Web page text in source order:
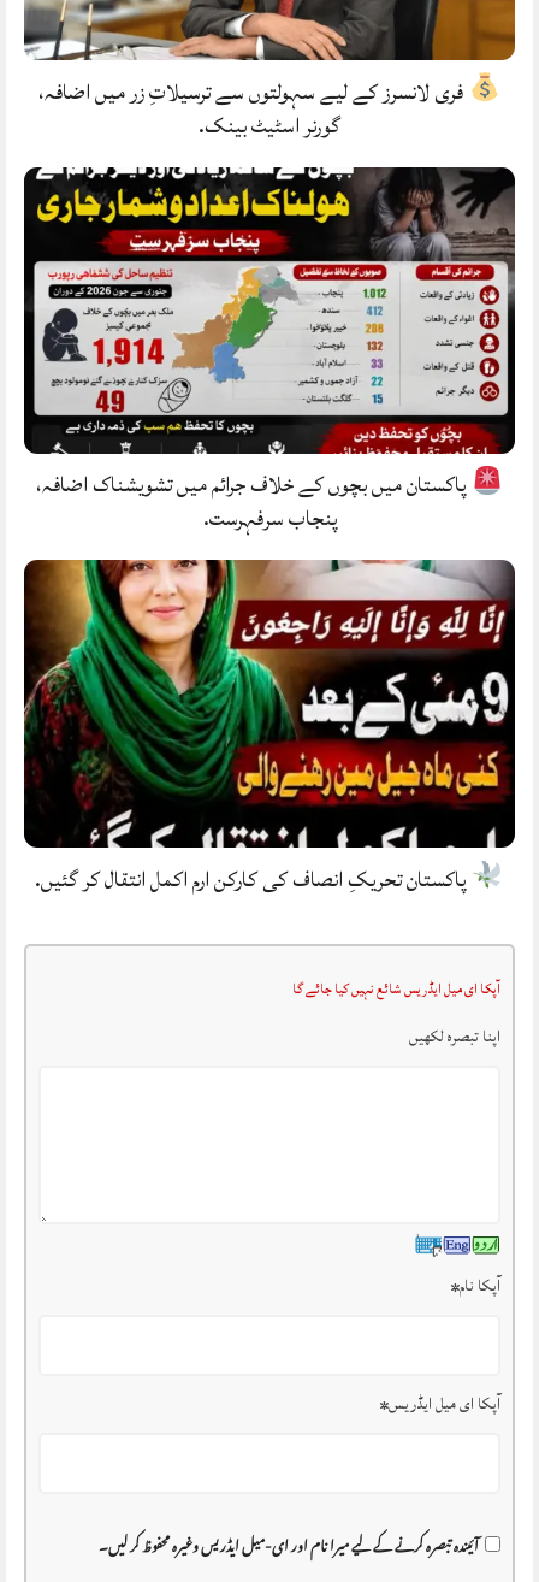
فری لانسرز کے لیے سہولتوں سے ترسیلاتِ زر میں اضافہ،
گورنر اسٹیٹ بینک.
پاکستان میں بچوں کے خلاف جرائم میں تشویشناک اضافہ،
پنجاب سرفہرست.
پاکستان تحریکِ انصاف کی کارکن ارم اکمل انتقال کر گئیں.
آپکا ای میل ایڈریس شائع نہیں کیا جائے گا
اپنا تبصرہ لکھیں
آپکا نام*
آپکا ای میل ایڈریس*
آئیندہ تبصرہ کرنے کے لیے میرا نام اور ای-میل ایڈریس وغیرہ محفوظ کر لیں۔